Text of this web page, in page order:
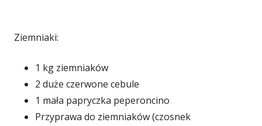
Ziemniaki:
1 kg ziemniaków
2 duże czerwone cebule
1 mała papryczka peperoncino
Przyprawa do ziemniaków (czosnek